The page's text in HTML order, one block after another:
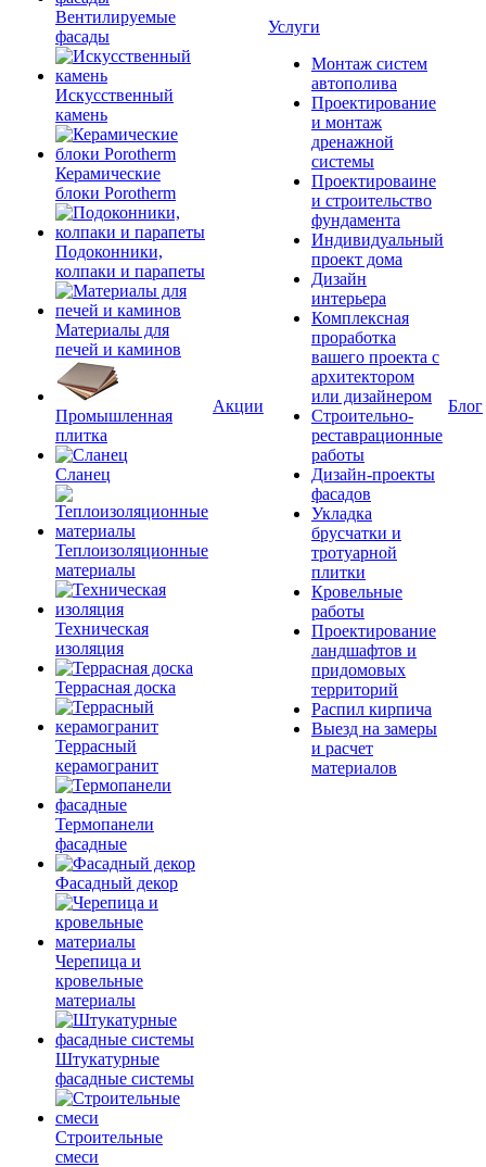
Вентилируемые
фасады
Искусственный
камень
Керамические
блоки Porotherm
Подоконники,
колпаки и парапеты
Материалы для
печей и каминов
Промышленная
плитка
Сланец
Теплоизоляционные
материалы
Техническая
изоляция
Террасная доска
Террасный
керамогранит
Термопанели
фасадные
Фасадный декор
Черепица и
кровельные
материалы
Штукатурные
фасадные системы
Строительные
смеси
Акции
Услуги
Монтаж систем
автополива
Проектирование
и монтаж
дренажной
системы
Проектироваине
и строительство
фундамента
Индивидуальный
проект дома
Дизайн
интерьера
Комплексная
проработка
вашего проекта с
архитектором
или дизайнером
Строительно-
реставрационные
работы
Дизайн-проекты
фасадов
Укладка
брусчатки и
тротуарной
плитки
Кровельные
работы
Проектирование
ландшафтов и
придомовых
территорий
Распил кирпича
Выезд на замеры
и расчет
материалов
Блог